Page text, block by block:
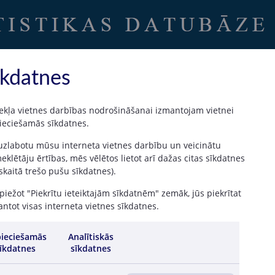
dalījumā)
kredītiestādes
11.95 12.24
1.39 1.43 1.19
vietnes darbības nodrošināšanai izmantojam vietnei
sīkdatnes.
mūsu interneta vietnes darbību un veicinātu
ērtības, mēs vēlētos lietot arī dažas citas sīkdatnes
trešo pušu sīkdatnes).
"Piekrītu ieteiktajām sīkdatnēm" zemāk, jūs piekrītat
visas interneta vietnes sīkdatnes.
Analītiskās
sīkdatnes